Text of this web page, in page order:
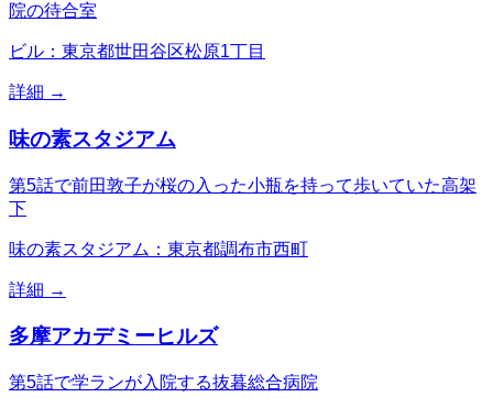
院の待合室
ビル：東京都世田谷区松原1丁目
詳細 →
味の素スタジアム
第5話で前田敦子が桜の入った小瓶を持って歩いていた高架
下
味の素スタジアム：東京都調布市西町
詳細 →
多摩アカデミーヒルズ
第5話で学ランが入院する抜暮総合病院